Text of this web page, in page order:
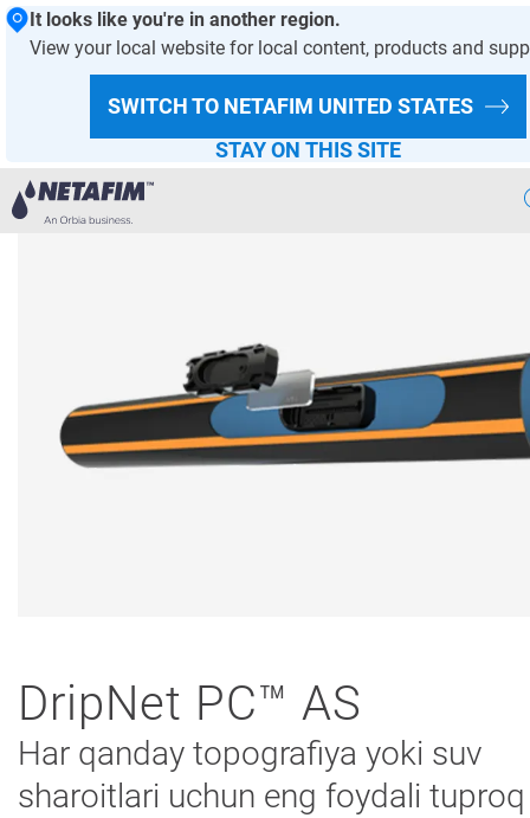
It looks like you're in another region.
View your local website for local content, products and
SWITCH TO NETAFIM UNITED STATES
STAY ON THIS SITE
Malumotlari
RaqamliQishloq Xojaligi
ANASAYFA- DAMLA SULAMA
BIZNING YECHIMLARIMIZ
BIZNING MAHSULOT TAVSIYALARIMIZ
DAMLATGICHLAR VA TOMCHILATIB SUG'ORISH QUVURLARI
DripNet PC™ AS
Har qanday topografiya yoki suv
sharoitlari uchun eng foydali tuproq